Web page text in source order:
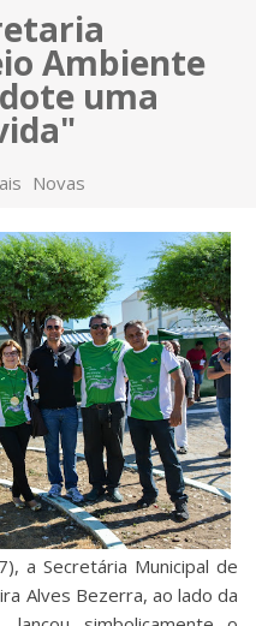
Ambiente
uma
Novas
a Secretária Municipal de
Alves Bezerra, ao lado da